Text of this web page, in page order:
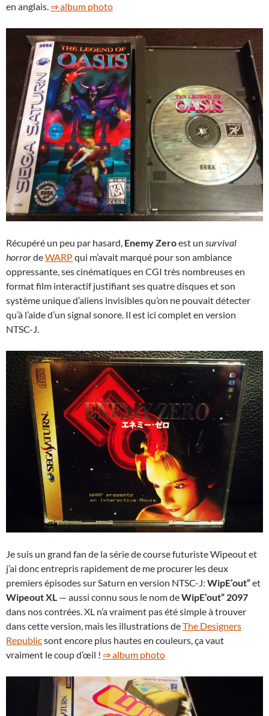
en anglais. ⇒ album photo
Récupéré un peu par hasard, Enemy Zeroest un survival
horrordeWARPqui m’avait marqué pour son ambiance
oppressante, ses cinématiques en CGI très nombreuses en
format film interactif justifiant ses quatre disques et son
système unique d’aliens invisibles qu’on ne pouvait détecter
qu’à l’aide d’un signal sonore. Il est ici complet en version
NTSC-J.
Je suis un grand fan de la série de course futuriste Wipeout et
j’ai donc entrepris rapidement de me procurer les deux
premiers épisodes sur Saturn en version NTSC-J: WipE’out“et
Wipeout XL — aussi connu sous le nom deWipE’out“ 2097
dans nos contrées. XL n’a vraiment pas été simple à trouver
dans cette version, mais les illustrations deThe Designers
Republicsont encore plus hautes en couleurs, ça vaut
vraiment le coup d’œil ! ⇒ album photo